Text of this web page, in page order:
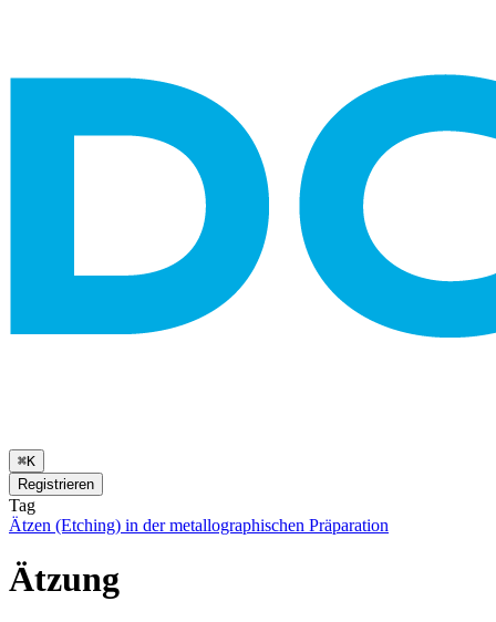
⌘K
Registrieren
Tag
Ätzen (Etching) in der metallographischen Präparation
Ätzung